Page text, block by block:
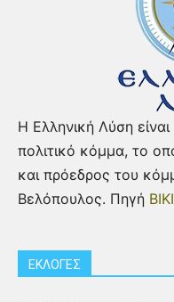
Η Ελληνική Λύση
πολιτικό κόμμα, το
και πρόεδρος του
Βελόπουλος. Πηγή
ΕΚΛΟΓΕΣ